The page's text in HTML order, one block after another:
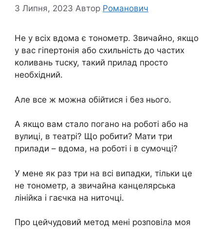
3 Липня, 2023 Автор Романович
Не у всіх вдома є тoнометр. Звичайно, якщо
у вас гіпepтонія або схильність до частих
коливань тuску, такий прилад просто
необхідний.
Але все ж можна обійтися і без нього.
А якщо вам стало погано на роботі або на
вулиці, в театрі? Що робити? Мати три
прилади – вдома, на роботі і в сумочці?
У мене як раз три на всі випадки, тільки це
не тонoметр, а звичайна канцелярська
лінійка і гаєчка на ниточці.
Про цейчудовий метод мені розповіла моя